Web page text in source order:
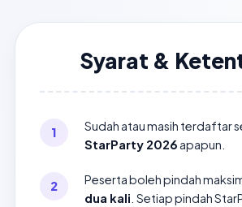
Syarat &
Sudah atau masih terdaftar
StarParty 2026 apapun.
Peserta boleh pindah
dua kali . Setiap pindah